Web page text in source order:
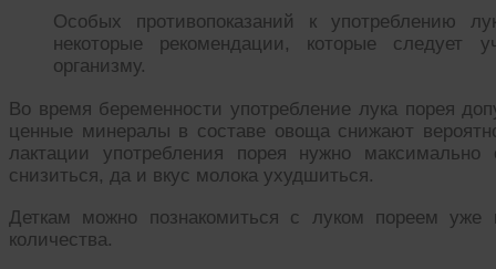
Особых противопоказаний к употреблению
некоторые рекомендации, которые следует
организму.
Во время беременности употребление лука порея
ценные минералы в составе овоща снижают
лактации употребления порея нужно
снизиться, да и вкус молока ухудшиться.
Деткам можно познакомиться с луком пореем уже
количества.